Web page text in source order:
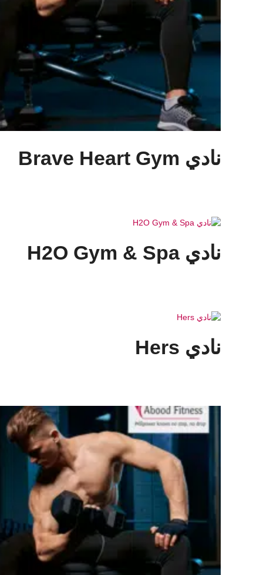
نادي Brave Heart Gym
نادي H2O Gym & Spa
نادي Hers